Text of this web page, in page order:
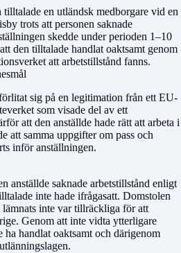
en utländsk medborgare vid en
trots att personen saknade
skedde under perioden 1–10
den tilltalade handlat oaktsamt genom
att arbetstillstånd fanns.
sig på en legitimation från ett EU-
som visade del av ett
att den anställde hade rätt att arbeta i
att samma uppgifter om pass och
inför anställningen.
anställde saknade arbetstillstånd enligt
inte hade ifrågasatt. Domstolen
inte var tillräckliga för att
Genom att inte vidta ytterligare
handlat oaktsamt och därigenom